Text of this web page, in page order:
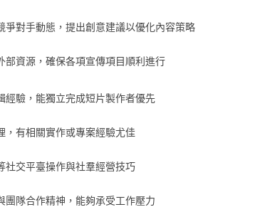
爭對手動態，提出創意建議以優化內容策略
部資源，確保各項宣傳項目順利進行
經驗，能獨立完成短片製作者優先
，有相關實作或專案經驗尤佳
交平臺操作與社羣經營技巧
團隊合作精神，能夠承受工作壓力